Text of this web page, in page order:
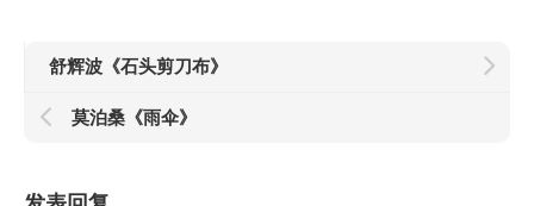
舒辉波《石头剪刀布》
莫泊桑《雨伞》